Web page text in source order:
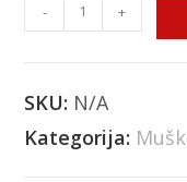
- +
SKU: N/A
Kategorija: